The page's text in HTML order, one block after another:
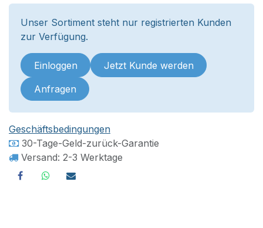
Unser Sortiment steht nur registrierten Kunden
zur Verfügung.
Einloggen Jetzt Kunde werden
Anfragen
Geschäftsbedingungen
30-Tage-Geld-zurück-Garantie
Versand: 2-3 Werktage